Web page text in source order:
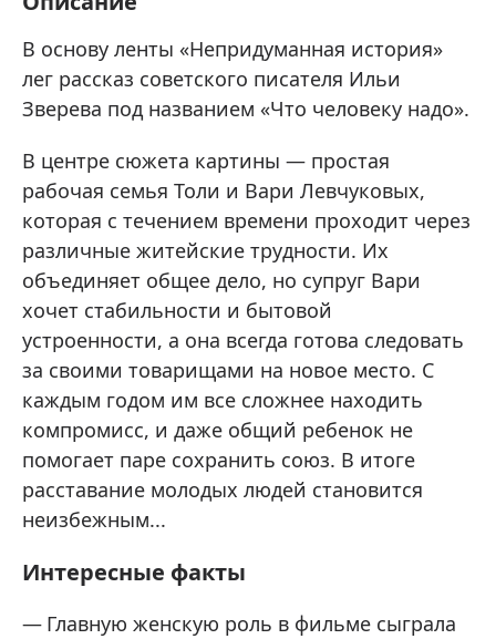
В основу ленты «Непридуманная история»
лег рассказ советского писателя Ильи
Зверева под названием «Что человеку надо».
В центре сюжета картины — простая
рабочая семья Толи и Вари Левчуковых,
которая с течением времени проходит через
различные житейские трудности. Их
объединяет общее дело, но супруг Вари
хочет стабильности и бытовой
устроенности, а она всегда готова следовать
за своими товарищами на новое место. С
каждым годом им все сложнее находить
компромисс, и даже общий ребенок не
помогает паре сохранить союз. В итоге
расставание молодых людей становится
неизбежным...
Интересные факты
Главную женскую роль в фильме сыграла